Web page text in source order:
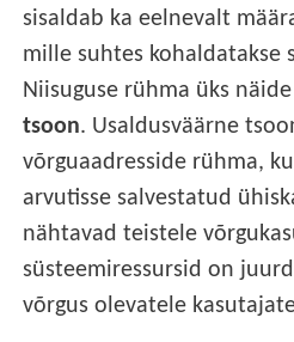
sisaldab ka eelnevalt
mille suhtes kohaldatakse
Niisuguse rühma üks
tsoon. Usaldusväärne
võrguaadresside rühma,
arvutisse salvestatud
nähtavad teistele
süsteemiressursid on
võrgus olevatele